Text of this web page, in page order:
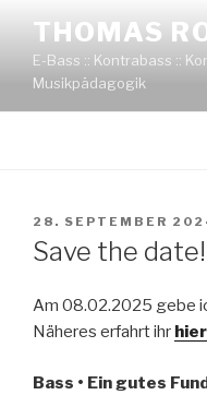
springen
THOMAS
E-Bass :: Kontrabass ::
Musikpädagogik
VERÖFFENTLICHT
AM
28. SEPTEMBER
Save the date!
Am 08.02.2025 gebe
Näheres erfahrt ihr hier
Bass • Ein gutes